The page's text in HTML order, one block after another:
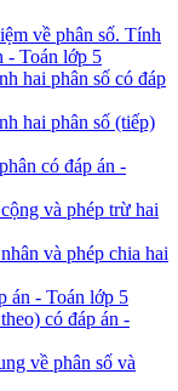
về phân số. Tính
- Toán lớp 5
hai phân số có đáp
hai phân số (tiếp)
có đáp án -
và phép trừ hai
và phép chia hai
án - Toán lớp 5
có đáp án -
về phân số và